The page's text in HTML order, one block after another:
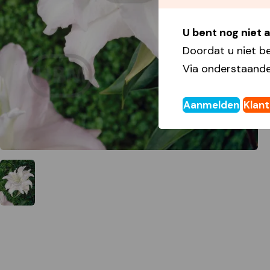
U bent nog niet
Doordat u niet
Via
Aanmelden